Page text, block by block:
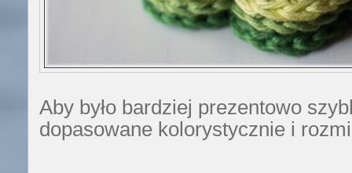
Aby było bardziej prezentowo
dopasowane kolorystycznie i